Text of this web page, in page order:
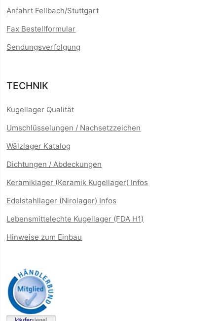
Anfahrt Fellbach/Stuttgart
Fax Bestellformular
Sendungsverfolgung
TECHNIK
Kugellager Qualität
Umschlüsselungen / Nachsetzzeichen
Wälzlager Katalog
Dichtungen / Abdeckungen
Keramiklager (Keramik Kugellager) Infos
Edelstahllager (Nirolager) Infos
Lebensmittelechte Kugellager (FDA H1)
Hinweise zum Einbau